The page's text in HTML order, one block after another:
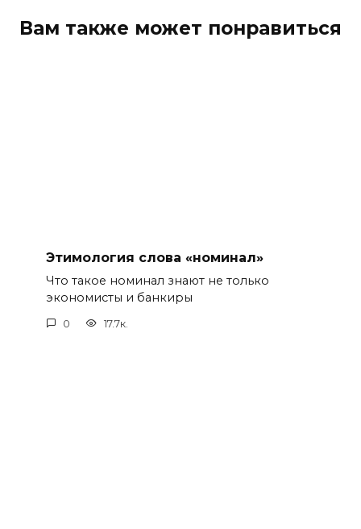
Вам также может понравиться
Этимология слова «номинал»
Что такое номинал знают не только
экономисты и банкиры
0 17.7к.